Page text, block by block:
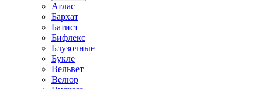
Атлас
Бархат
Батист
Бифлекс
Блузочные
Букле
Вельвет
Велюр